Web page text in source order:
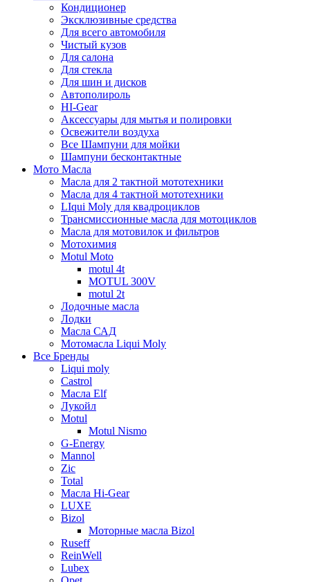
Кондиционер
Эксклюзивные средства
Для всего автомобиля
Чистый кузов
Для салона
Для стекла
Для шин и дисков
Автополироль
HI-Gear
Аксессуары для мытья и полировки
Освежители воздуха
Все Шампуни для мойки
Шампуни бесконтактные
Мото Масла
Масла для 2 тактной мототехники
Масла для 4 тактной мототехники
LIqui Moly для квадроциклов
Трансмиссионные масла для мотоциклов
Масла для мотовилок и фильтров
Мотохимия
Motul Moto
motul 4t
MOTUL 300V
motul 2t
Лодочные масла
Лодки
Масла САД
Мотомасла Liqui Moly
Все Бренды
Liqui moly
Castrol
Масла Elf
Лукойл
Motul
Motul Nismo
G-Energy
Mannol
Zic
Total
Масла Hi-Gear
LUXE
Bizol
Моторные масла Bizol
Ruseff
ReinWell
Lubex